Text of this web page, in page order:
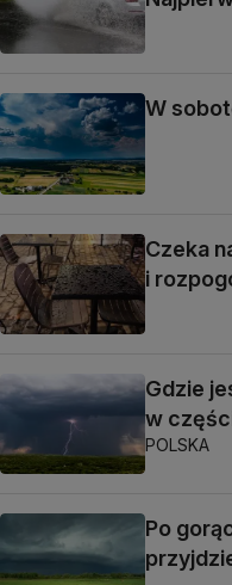
W
Czeka
i
Gdzie
w
POLSKA
Po